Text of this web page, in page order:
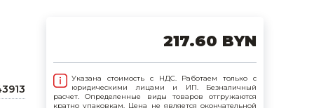
для птиц
217.60 BYN
Указана стоимость с НДС. Работаем только с
юридическими лицами и ИП. Безналичный
расчет. Определенные виды товаров отгружаются
кратно упаковкам. Цена не является окончательной